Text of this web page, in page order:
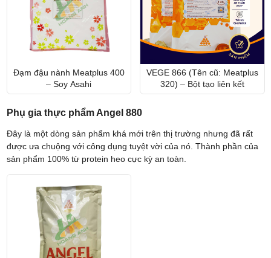
Đạm đậu nành Meatplus 400
– Soy Asahi
VEGE 866 (Tên cũ: Meatplus
320) – Bột tạo liên kết
Phụ gia thực phẩm Angel 880
Đây là một dòng sản phẩm khá mới trên thị trường nhưng đã rất
được ưa chuộng với công dụng tuyệt vời của nó. Thành phần của
sản phẩm 100% từ protein heo cực kỳ an toàn.